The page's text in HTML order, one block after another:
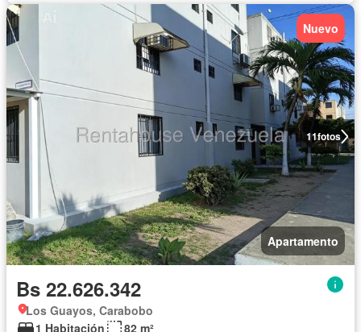
11fotos
Nuevo
Apartamento
Bs 22.626.342
Los Guayos, Carabobo
1 Habitación
82 m²